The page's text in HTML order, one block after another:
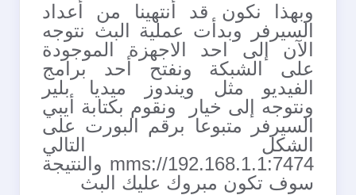
وبهذا نكون قد أنتهينا من أعداد
السيرفر وبدأت عملية البث نتوجه
الآن إلى احد الاجهزة الموجودة
على الشبكة ونفتح أحد برامج
الفيديو مثل ويندوز ميديا بلير
ونتوجه إلى خيار ونقوم بكتابة أيبي
السيرفر متبوعا برقم البورت على
الشكل التالي
mms://192.168.1.1:7474 والنتيجة
سوف تكون مبروك عليك البث